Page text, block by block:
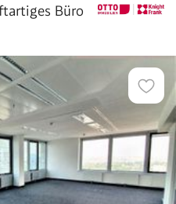
Büro